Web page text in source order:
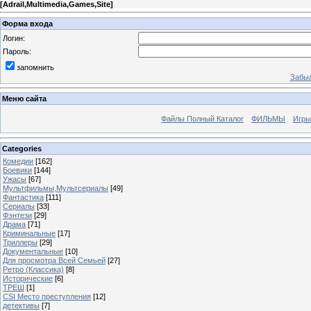
[Adrail,Multimedia,Games,Site]
Форма входа
Логин:
Пароль:
запомнить
Меню сайта
Файлы Полный Каталог ФИЛЬМЫ
Categories
Комедии [162]
Боевики [144]
Ужасы [67]
Мультфильмы,Мультсериалы [49]
Фантастика [111]
Сериалы [33]
Фэнтези [29]
Драма [71]
Криминальные [17]
Триллеры [29]
Документальные [10]
Для просмотра Всей Семьей [27]
Ретро (Классика) [8]
Исторические [6]
ТРЕШ [1]
CSI Место преступления [12]
детективы [7]